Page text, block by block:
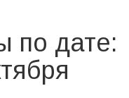
по дате: